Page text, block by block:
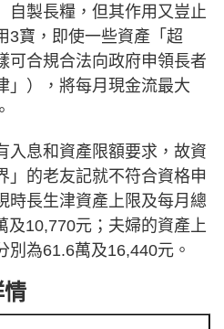
自製長糧，但其作用又豈止
3寶，即使一些資產「超
可合規合法向政府申領長者
」），將每月現金流最大
入息和資產限額要求，故資
」的老友記就不符合資格申
時長生津資產上限及每月總
及10,770元；夫婦的資產上
別為61.6萬及16,440元。
情